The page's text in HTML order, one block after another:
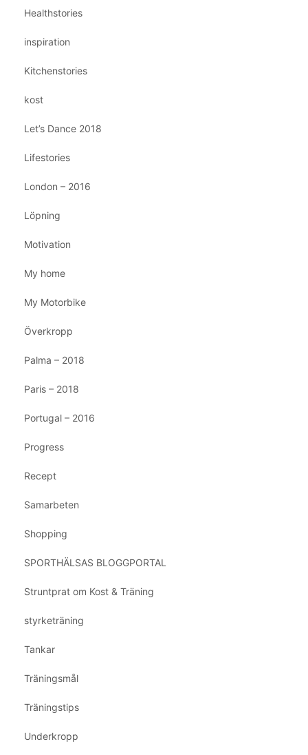
Healthstories
inspiration
Kitchenstories
kost
Let’s Dance 2018
Lifestories
London – 2016
Löpning
Motivation
My home
My Motorbike
Överkropp
Palma – 2018
Paris – 2018
Portugal – 2016
Progress
Recept
Samarbeten
Shopping
SPORTHÄLSAS BLOGGPORTAL
Struntprat om Kost & Träning
styrketräning
Tankar
Träningsmål
Träningstips
Underkropp